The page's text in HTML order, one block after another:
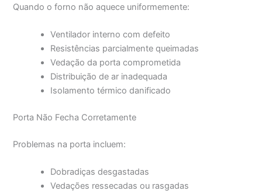
Quando o forno não aquece uniformemente:
Ventilador interno com defeito
Resistências parcialmente queimadas
Vedação da porta comprometida
Distribuição de ar inadequada
Isolamento térmico danificado
Porta Não Fecha Corretamente
Problemas na porta incluem:
Dobradiças desgastadas
Vedações ressecadas ou rasgadas